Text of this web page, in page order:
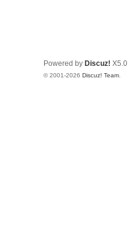
Powered by Discuz! X5.0
© 2001-2026 Discuz! Team